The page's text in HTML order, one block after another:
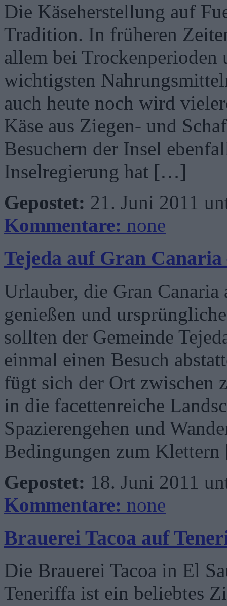
Die Käseherstellung auf
Tradition. In früheren
allem bei Trockenperioden
wichtigsten
auch heute noch wird
Käse aus Ziegen- und
Besuchern der Insel
Inselregierung hat […]
Gepostet: 21. Juni 2011
Kommentare: none
Tejeda auf Gran
Urlauber, die Gran Canaria
genießen und
sollten der Gemeinde
einmal einen Besuch
fügt sich der Ort zwischen
in die facettenreiche
Spazierengehen und
Bedingungen zum
Gepostet: 18. Juni 2011
Kommentare: none
Brauerei Tacoa auf
Die Brauerei Tacoa in El
Teneriffa ist ein beliebtes